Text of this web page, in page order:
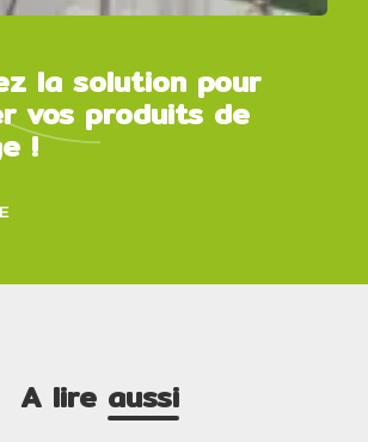
la solution pour
vos produits de
!
A lire aussi